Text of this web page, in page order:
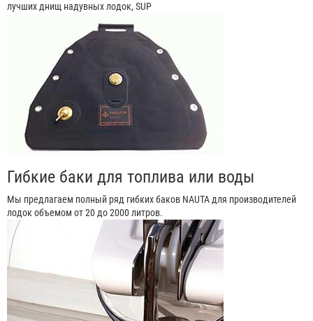
лучших днищ надувных лодок, SUP
Гибкие баки для топлива или воды
Мы предлагаем полный ряд гибких баков NAUTA для производителей
лодок объемом от 20 до 2000 литров.